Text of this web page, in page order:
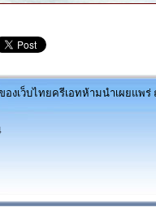
องเว็บไทยครีเอทห้ามนำเผยแพ